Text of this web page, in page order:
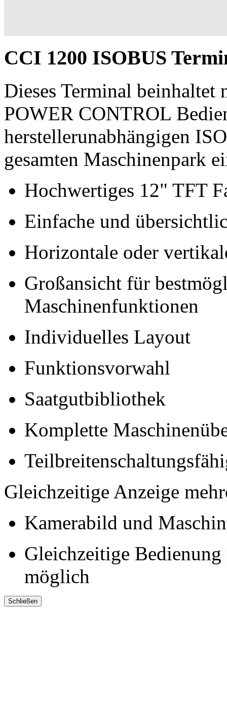
CCI 1200 ISOBUS
Dieses Terminal
POWER CONTROL
herstellerunabhängigen
gesamten Maschinenpark
Hochwertiges 12" TFT
Einfache und
Horizontale oder
Großansicht für
Maschinenfunktionen
Individuelles Layout
Funktionsvorwahl
Saatgutbibliothek
Komplette
Gleichzeitige Anzeige
Kamerabild und
Gleichzeitige
möglich
Schließen